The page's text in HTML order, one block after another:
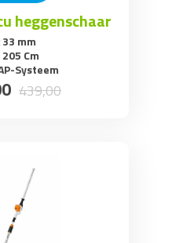
heggenschaar
33 mm
205 Cm
Systeem
439,00